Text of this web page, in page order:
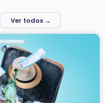
Ver todos →